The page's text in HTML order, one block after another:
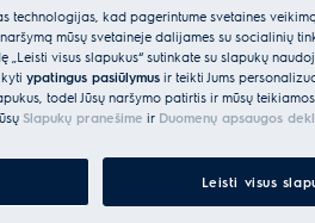
technologijas, kad pagerintume svetainės
mūsų svetainėje dalijamės su socialinių
visus slapukus“ sutinkate su slapukų
ypatingus pasiūlymus ir teikti Jums
todėl Jūsų naršymo patirtis ir mūsų
Slapukų pranešime ir Duomenų apsaugos
Leisti visus